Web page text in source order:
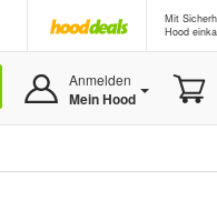
Mit
Hood
Anmelden
Mein Hood